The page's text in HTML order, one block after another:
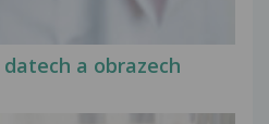
a obrazech